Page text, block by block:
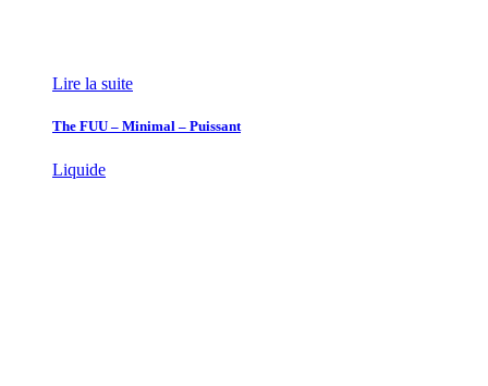
Lire la suite
The FUU – Minimal – Puissant
Liquide